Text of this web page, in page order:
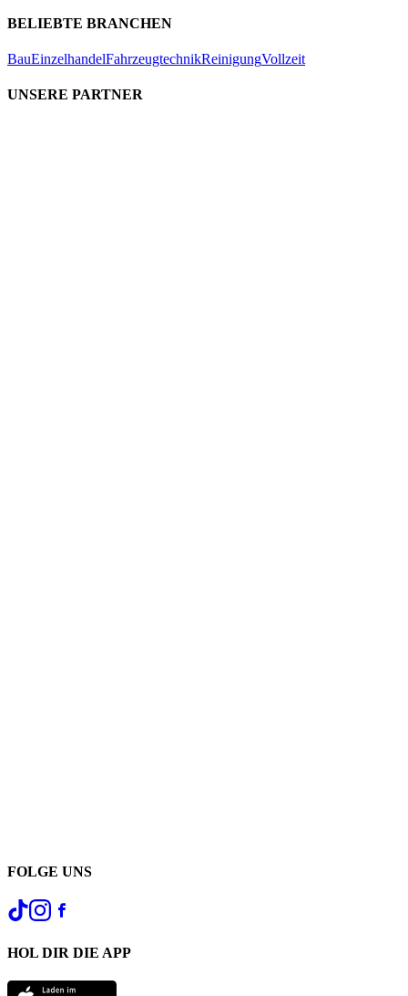
BELIEBTE BRANCHEN
BauEinzelhandelFahrzeugtechnikReinigungVollzeit
UNSERE PARTNER
FOLGE UNS
HOL DIR DIE APP